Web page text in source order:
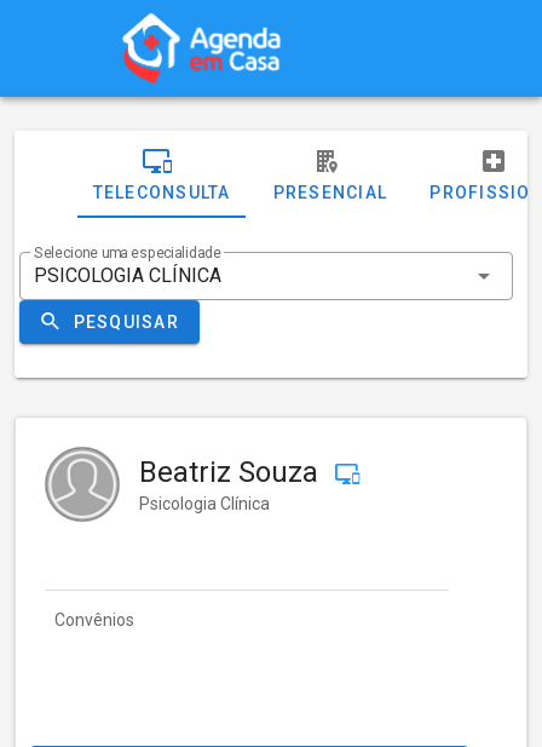
TELECONSULTA PRESENCIAL
Selecione uma especialidade
PESQUISAR
Beatriz Souza
Psicologia Clínica
Convênios